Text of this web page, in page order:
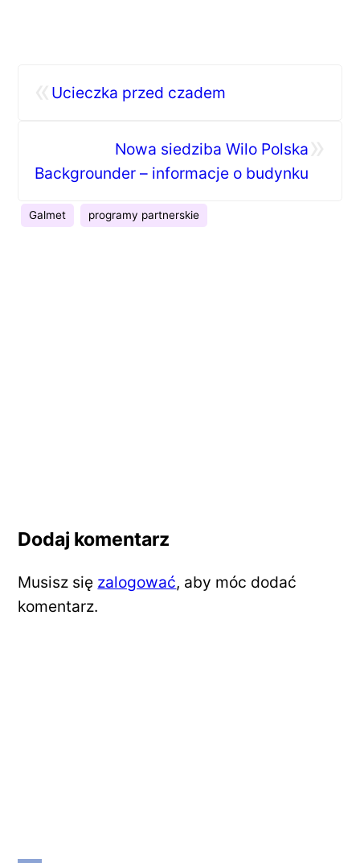
Ucieczka przed czadem
Nowa siedziba Wilo Polska
Backgrounder – informacje o budynku
Galmet programy partnerskie
Dodaj komentarz
Musisz się zalogować, aby móc dodać
komentarz.